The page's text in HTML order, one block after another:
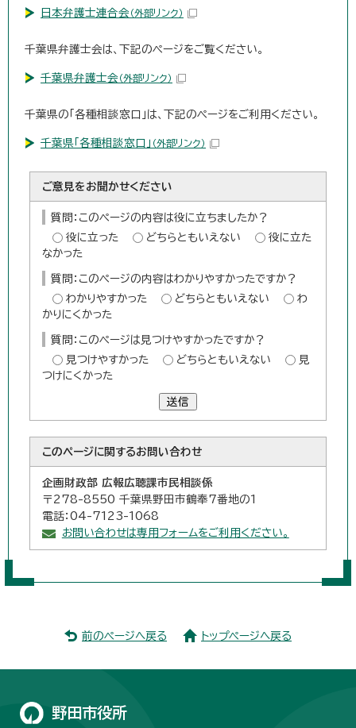
日本弁護士連合会（外部リンク）
千葉県弁護士会は、下記のページをご覧ください。
千葉県弁護士会（外部リンク）
千葉県の「各種相談窓口」は、下記のページをご利用ください。
千葉県「各種相談窓口」 （外部リンク）
ご意見をお聞かせください
質問：このページの内容は役に立ちましたか？
役に立った
どちらともいえない
役に立た
なかった
質問：このページの内容はわかりやすかったですか？
わかりやすかった
どちらともいえない
わ
かりにくかった
質問：このページは見つけやすかったですか？
見つけやすかった
どちらともいえない
見
つけにくかった
送信
このページに関するお問い合わせ
企画財政部 広報広聴課市民相談係
〒278-8550 千葉県野田市鶴奉7番地の1
電話：04-7123-1068
お問い合わせは専用フォームをご利用ください。
前のページへ戻る トップページへ戻る
野田市役所